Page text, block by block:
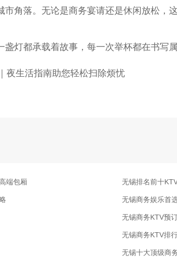
角落。无论是商务宴请还是休闲放松，
灯都承载着故事，每一次举杯都在书写
夜生活指南助您轻松扫除烦忧
端包厢 无锡排名前十
无锡商务娱乐首
无锡商务KTV预
无锡商务KTV排
无锡十大顶级商